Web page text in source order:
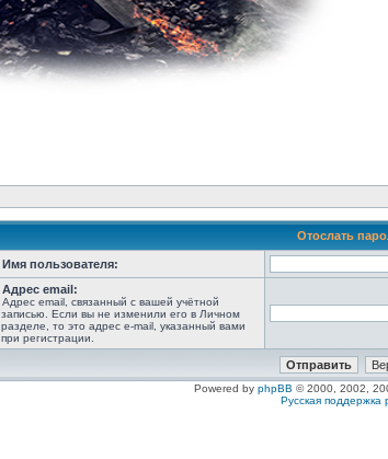
Отослать
Имя пользователя:
Адрес email:
Адрес email, связанный с вашей учётной
записью. Если вы не изменили его в Личном
разделе, то это адрес e-mail, указанный вами
при регистрации.
Powered by phpBB © 2000, 2002,
Русская поддержка